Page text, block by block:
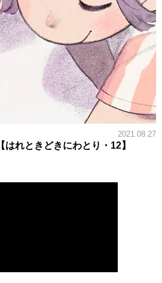
2021.08.27
れときどきにわとり・12】